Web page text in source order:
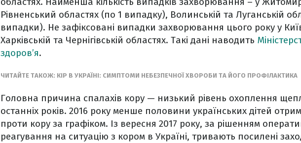
Рівненський областях (по 1 випадку), Волинській та Луганській
випадки). Не зафіксовані випадки захворювання цього року у
Харківській та Чернігівській областях. Такі дані наводить
здоров’я.
ЧИТАЙТЕ ТАКОЖ: КІР В УКРАЇНІ: СИМПТОМИ НЕБЕЗПЕЧНОЇ ХВОРОБИ ТА ЙОГО ПРОФІЛАКТИКА
Головна причина спалахів кору — низький рівень охоплення
останніх років. 2016 року менше половини українських дітей
проти кору за графіком. Із вересня 2017 року, за рішенням
реагування на ситуацію з кором в Україні, тривають посилені